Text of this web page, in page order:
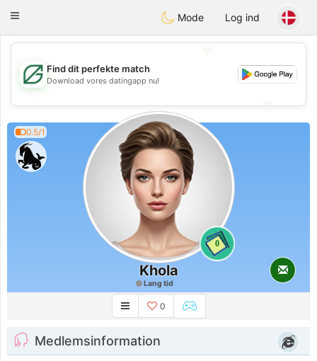
GulfDating
Toggle
Mode Log ind
💖
💕
Find dit perfekte match
Download vores datingapp nu!
0.5/1
0
Khola
Lang tid
0
Medlemsinformation